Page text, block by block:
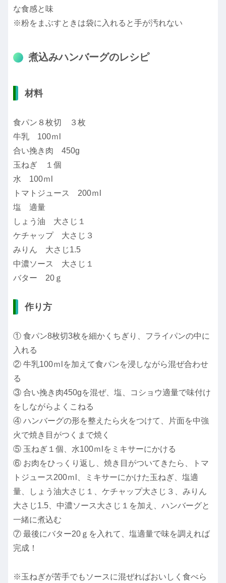
な食感と味
※粉をまぶすときは袋に入れると手が汚れない
煮込みハンバーグのレシピ
材料
食パン８枚切 ３枚
牛乳 100ｍl
合い挽き肉 450g
玉ねぎ １個
水 100ｍl
トマトジュース 200ｍl
塩 適量
しょう油 大さじ１
ケチャップ 大さじ３
みりん 大さじ1.5
中濃ソース 大さじ１
バター 20ｇ
作り方
① 食パン8枚切3枚を細かくちぎり、フライパンの中に
入れる
② 牛乳100ｍlを加えて食パンを浸しながら混ぜ合わせ
る
③ 合い挽き肉450gを混ぜ、塩、コショウ適量で味付け
をしながらよくこねる
④ ハンバーグの形を整えたら火をつけて、片面を中強
火で焼き目がつくまで焼く
⑤ 玉ねぎ１個、水100ｍlをミキサーにかける
⑥ お肉をひっくり返し、焼き目がついてきたら、トマ
トジュース200ｍl、ミキサーにかけた玉ねぎ、塩適
量、しょう油大さじ１、ケチャップ大さじ３、みりん
大さじ1.5、中濃ソース大さじ１を加え、ハンバーグと
一緒に煮込む
⑦ 最後にバター20ｇを入れて、塩適量で味を調えれば
完成！
※玉ねぎが苦手でもソースに混ぜればおいしく食べら